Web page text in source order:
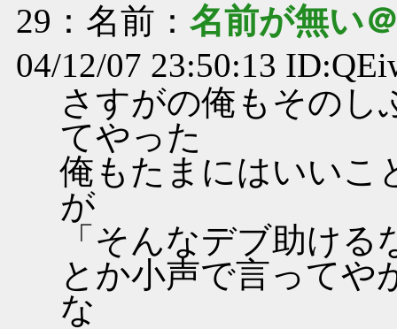
29 ：名前： 名前が無い
04/12/07 23:50:13
さすがの俺もそのし
てやった
俺もたまにはいいこ
が
「そんなデブ助ける
とか小声で言ってや
な